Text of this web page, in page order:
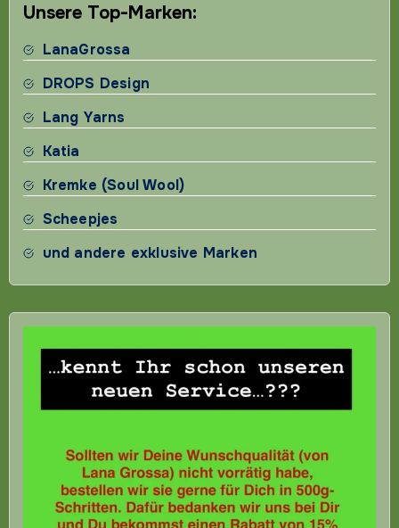
Unsere Top-Marken:
LanaGrossa
DROPS Design
Lang Yarns
Katia
Kremke (Soul Wool)
Scheepjes
und andere exklusive Marken